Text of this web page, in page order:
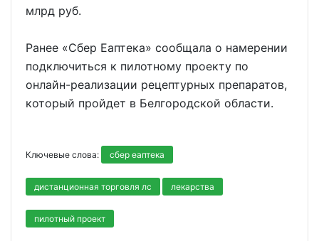
млрд руб.
Ранее «Сбер Еаптека» сообщала о намерении
подключиться к пилотному проекту по
онлайн-реализации рецептурных препаратов,
который пройдет в Белгородской области.
Ключевые слова: сбер еаптека
дистанционная торговля лс лекарства
пилотный проект